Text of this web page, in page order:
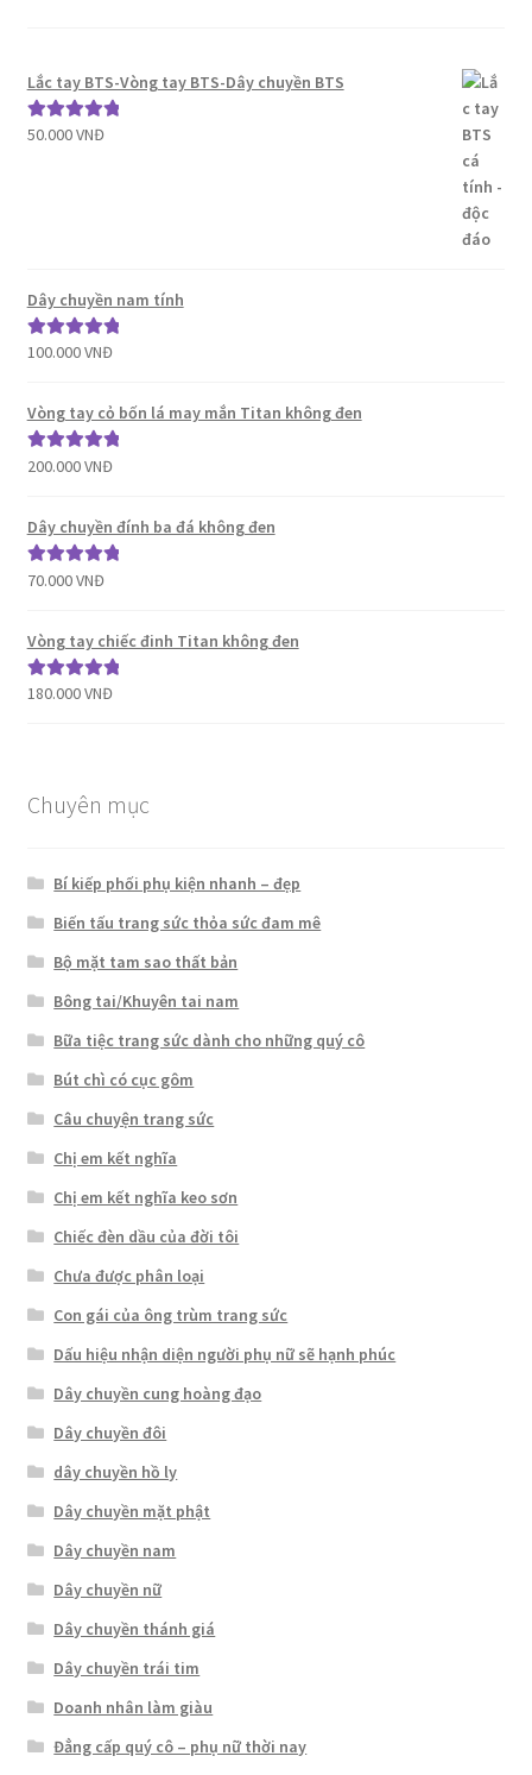
Lắc tay BTS-Vòng tay BTS-Dây chuyền BTS
Được xếp
50.000VNĐ
Dây chuyền nam tính
Được xếp
sao
100.000VNĐ
Vòng tay cỏ bốn lá may mắn Titan không đen
Được xếp
sao
200.000VNĐ
Dây chuyền đính ba đá không đen
Được xếp
sao
70.000VNĐ
Vòng tay chiếc đinh Titan không đen
Được xếp
180.000VNĐ
Chuyên mục
Bí kiếp phối phụ kiện nhanh – đẹp
Biến tấu trang sức thỏa sức đam mê
Bộ mặt tam sao thất bản
Bông tai/Khuyên tai nam
Bữa tiệc trang sức dành cho những quý cô
Bút chì có cục gôm
Câu chuyện trang sức
Chị em kết nghĩa
Chị em kết nghĩa keo sơn
Chiếc đèn dầu của đời tôi
Chưa được phân loại
Con gái của ông trùm trang sức
Dấu hiệu nhận diện người phụ nữ sẽ hạnh phúc
Dây chuyền cung hoàng đạo
Dây chuyền đôi
dây chuyền hồ ly
Dây chuyền mặt phật
Dây chuyền nam
Dây chuyền nữ
Dây chuyền thánh giá
Dây chuyền trái tim
Doanh nhân làm giàu
Đẳng cấp quý cô – phụ nữ thời nay